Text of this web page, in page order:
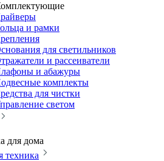
и рамки
для светильников
и рассеиватели
и абажуры
комплекты
для чистки
светом
для дома
техника